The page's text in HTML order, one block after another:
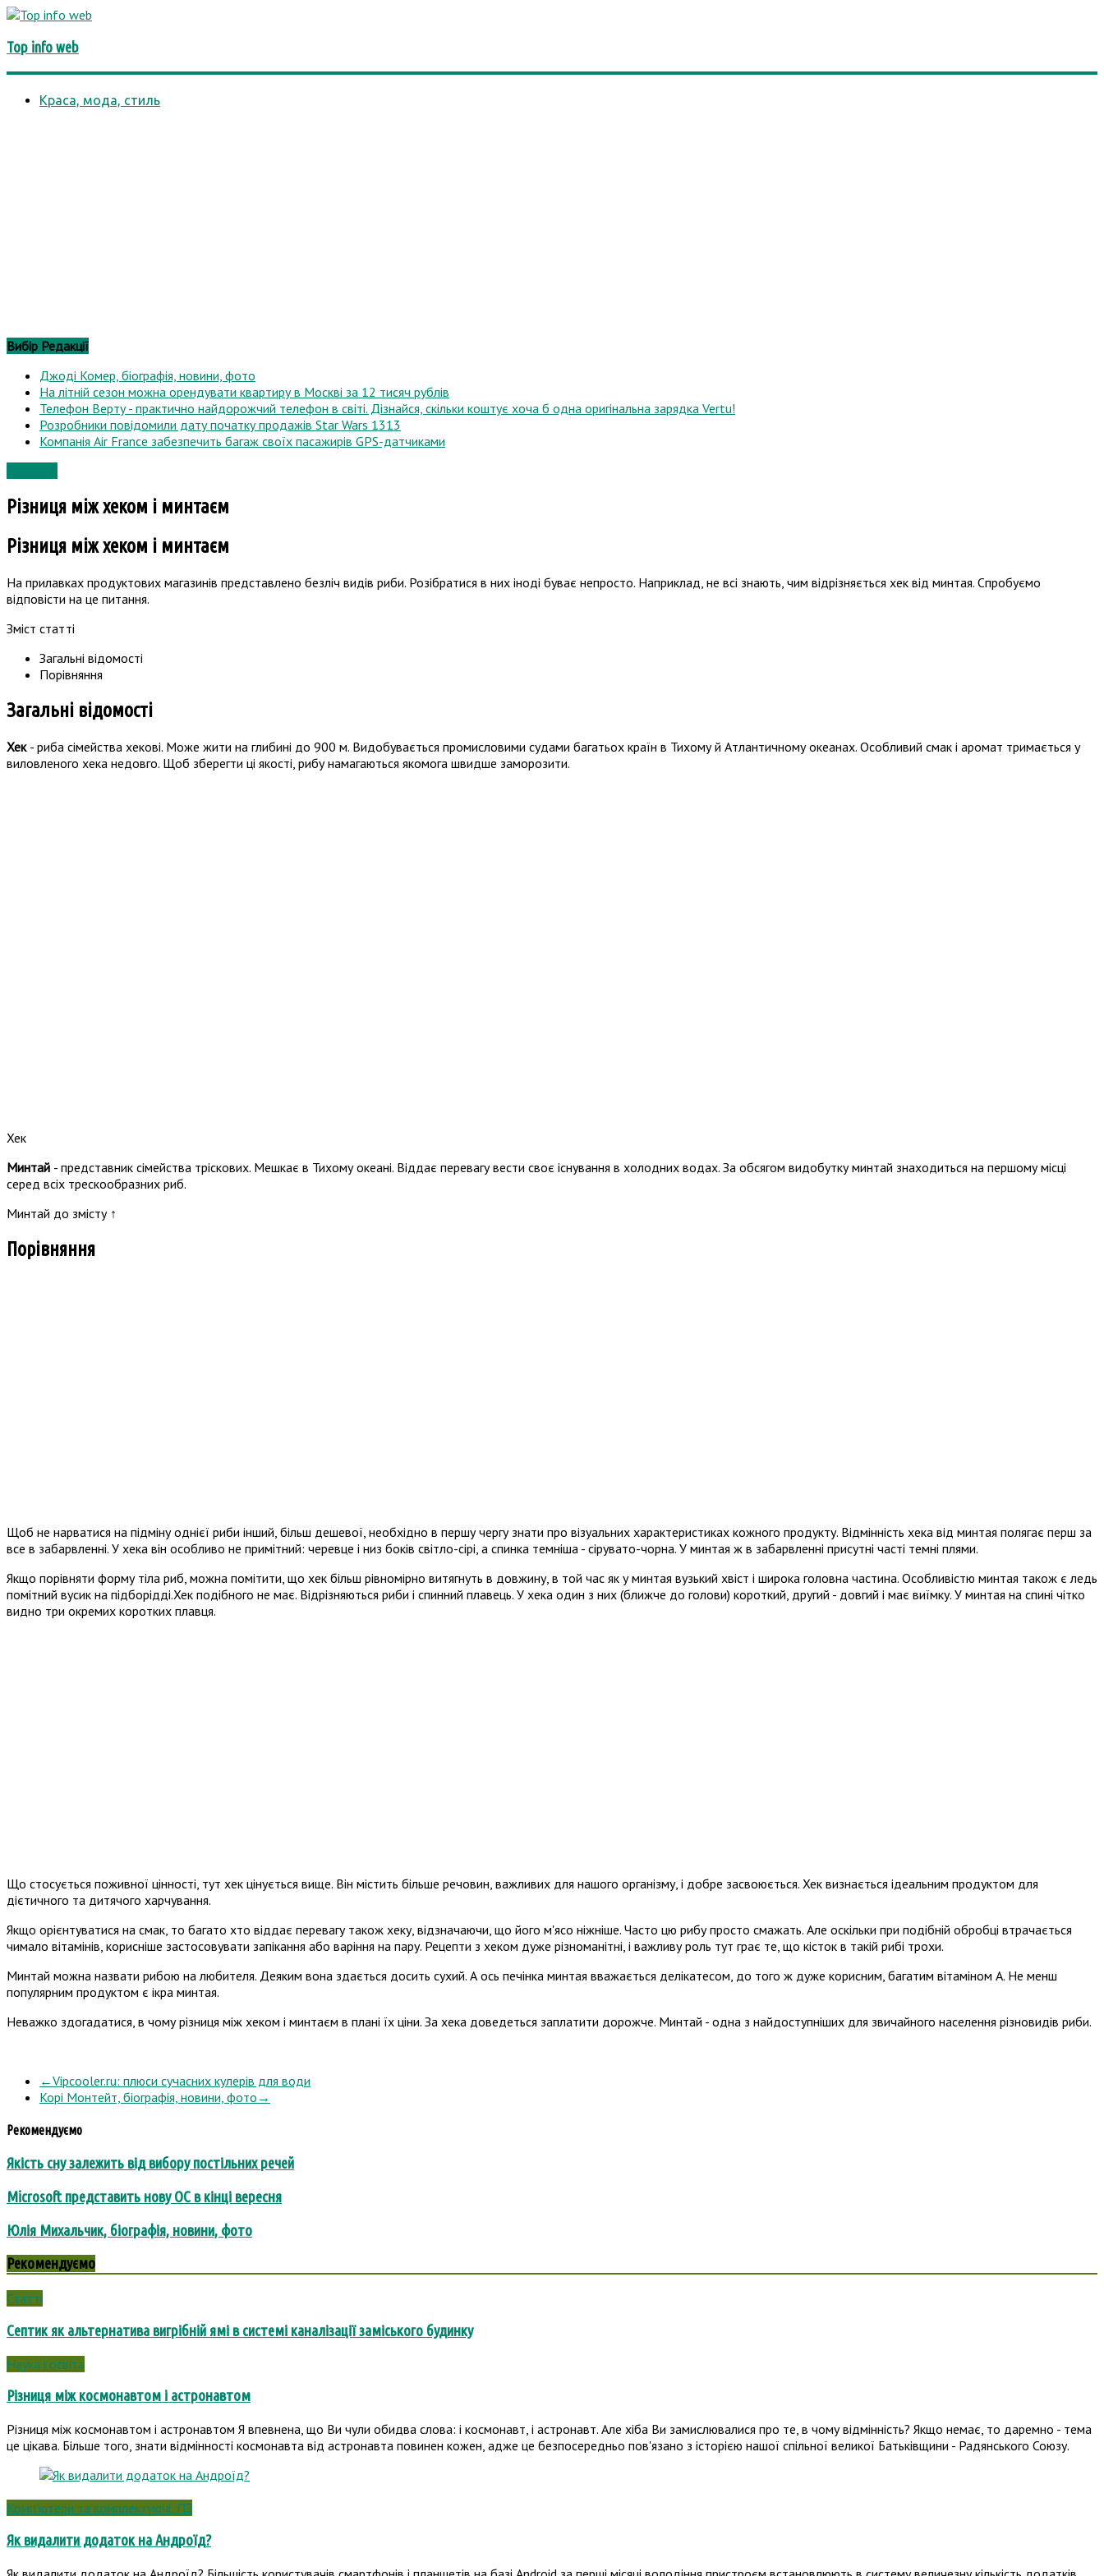
Top info web
Краса, мода, стиль
Спорт, фітнес
Технології
Топ
Статті
Вибір Редакції
Джоді Комер, біографія, новини, фото
На літній сезон можна орендувати квартиру в Москві за 12 тисяч рублів
Телефон Верту - практично найдорожчий телефон в світі. Дізнайся, скільки коштує хоча б одна оригінальна зарядка Vertu!
Розробники повідомили дату початку продажів Star Wars 1313
Компанія Air France забезпечить багаж своїх пасажирів GPS-датчиками
Різниця між хеком і минтаєм
Різниця між хеком і минтаєм
На прилавках продуктових магазинів представлено безліч видів риби. Розібратися в них іноді буває непросто. Наприклад, не всі знають, чим відрізняється хек від минтая. Спробуємо
відповісти на це питання.
Зміст статті
Загальні відомості
Порівняння
Загальні відомості
Хек - риба сімейства хекові. Може жити на глибині до 900 м. Видобувається промисловими судами багатьох країн в Тихому й Атлантичному океанах. Особливий смак і аромат тримається у
виловленого хека недовго. Щоб зберегти ці якості, рибу намагаються якомога швидше заморозити.
Хек
Минтай - представник сімейства тріскових. Мешкає в Тихому океані. Віддає перевагу вести своє існування в холодних водах. За обсягом видобутку минтай знаходиться на першому місці
серед всіх трескообразних риб.
Минтай до змісту ↑
Порівняння
Щоб не нарватися на підміну однієї риби інший, більш дешевої, необхідно в першу чергу знати про візуальних характеристиках кожного продукту. Відмінність хека від минтая полягає перш за
все в забарвленні. У хека він особливо не примітний: черевце і низ боків світло-сірі, а спинка темніша - сірувато-чорна. У минтая ж в забарвленні присутні часті темні плями.
Якщо порівняти форму тіла риб, можна помітити, що хек більш рівномірно витягнуть в довжину, в той час як у минтая вузький хвіст і широка головна частина. Особливістю минтая також є ледь
помітний вусик на підборідді.Хек подібного не має. Відрізняються риби і спинний плавець. У хека один з них (ближче до голови) короткий, другий - довгий і має виїмку. У минтая на спині чітко
видно три окремих коротких плавця.
Що стосується поживної цінності, тут хек цінується вище. Він містить більше речовин, важливих для нашого організму, і добре засвоюється. Хек визнається ідеальним продуктом для
дієтичного та дитячого харчування.
Якщо орієнтуватися на смак, то багато хто віддає перевагу також хеку, відзначаючи, що його м'ясо ніжніше. Часто цю рибу просто смажать. Але оскільки при подібній обробці втрачається
чимало вітамінів, корисніше застосовувати запікання або варіння на пару. Рецепти з хеком дуже різноманітні, і важливу роль тут грає те, що кісток в такій рибі трохи.
Минтай можна назвати рибою на любителя. Деяким вона здається досить сухий. А ось печінка минтая вважається делікатесом, до того ж дуже корисним, багатим вітаміном А. Не менш
популярним продуктом є ікра минтая.
Неважко здогадатися, в чому різниця між хеком і минтаєм в плані їх ціни. За хека доведеться заплатити дорожче. Минтай - одна з найдоступніших для звичайного населення різновидів риби.
←Vipcooler.ru: плюси сучасних кулерів для води
Корі Монтейт, біографія, новини, фото →
Рекомендуємо
Якість сну залежить від вибору постільних речей
Microsoft представить нову ОС в кінці вересня
Юлія Михальчик, біографія, новини, фото
Рекомендуємо
Статті
Септик як альтернатива вигрібній ямі в системі каналізації заміського будинку
Наука і освіта
Різниця між космонавтом і астронавтом
Різниця між космонавтом і астронавтом Я впевнена, що Ви чули обидва слова: і космонавт, і астронавт. Але хіба Ви замислювалися про те, в чому відмінність? Якщо немає, то даремно - тема
це цікава. Більше того, знати відмінності космонавта від астронавта повинен кожен, адже це безпосередньо пов'язано з історією нашої спільної великої Батьківщини - Радянського Союзу.
Комп'ютери та комплектуючі, ПЗ
Як видалити додаток на Андроїд?